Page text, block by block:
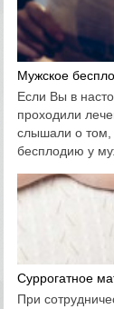
Мужское
Если Вы в
проходили
слышали о том,
бесплодию у
Суррогатное
При